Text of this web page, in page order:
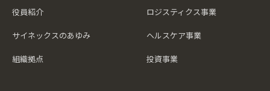
役員紹介
サイネックスのあゆみ
組織拠点
ロジスティクス事業
ヘルスケア事業
投資事業